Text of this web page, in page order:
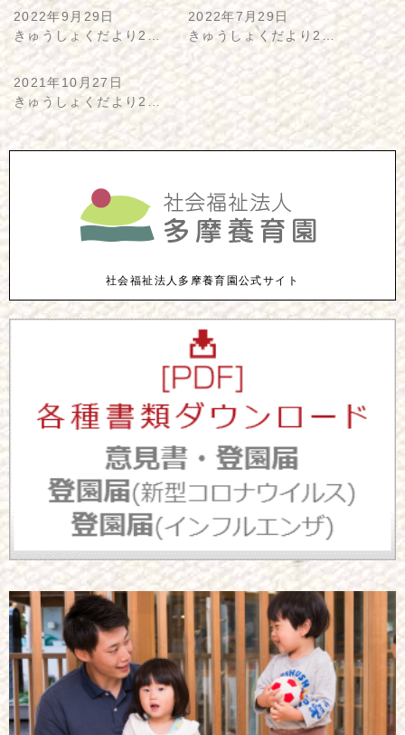
2022年9月29日
きゅうしょくだより2…
2022年7月29日
きゅうしょくだより2…
2021年10月27日
きゅうしょくだより2…
社会福祉法人多摩養育園公式サイト